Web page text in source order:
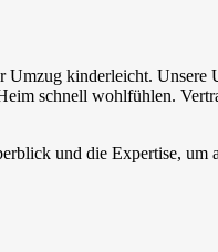
kinderleicht.
schnell wohlfühlen.
und die Expertise, um